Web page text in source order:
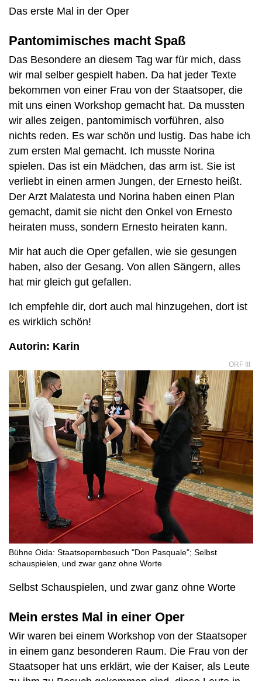
Das erste Mal in der Oper
Pantomimisches macht Spaß
Das Besondere an diesem Tag war für mich, dass
wir mal selber gespielt haben. Da hat jeder Texte
bekommen von einer Frau von der Staatsoper, die
mit uns einen Workshop gemacht hat. Da mussten
wir alles zeigen, pantomimisch vorführen, also
nichts reden. Es war schön und lustig. Das habe ich
zum ersten Mal gemacht. Ich musste Norina
spielen. Das ist ein Mädchen, das arm ist. Sie ist
verliebt in einen armen Jungen, der Ernesto heißt.
Der Arzt Malatesta und Norina haben einen Plan
gemacht, damit sie nicht den Onkel von Ernesto
heiraten muss, sondern Ernesto heiraten kann.
Mir hat auch die Oper gefallen, wie sie gesungen
haben, also der Gesang. Von allen Sängern, alles
hat mir gleich gut gefallen.
Ich empfehle dir, dort auch mal hinzugehen, dort ist
es wirklich schön!
Autorin: Karin
ORF III
Bühne Oida: Staatsopernbesuch "Don Pasquale"; Selbst
schauspielen, und zwar ganz ohne Worte
Selbst Schauspielen, und zwar ganz ohne Worte
Mein erstes Mal in einer Oper
Wir waren bei einem Workshop von der Staatsoper
in einem ganz besonderen Raum. Die Frau von der
Staatsoper hat uns erklärt, wie der Kaiser, als Leute